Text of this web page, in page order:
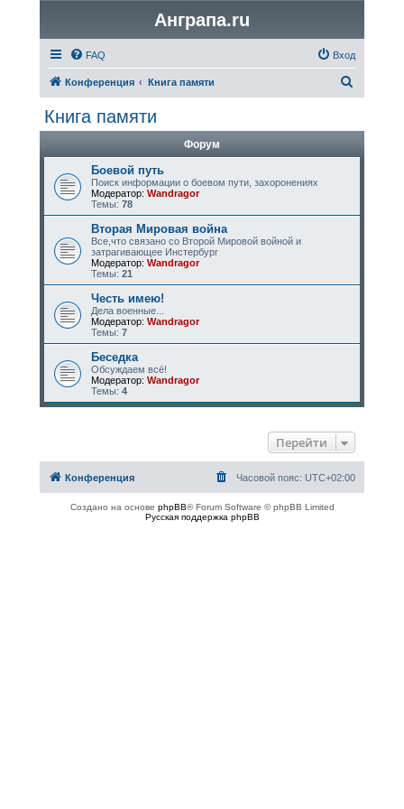
Анграпа.ru
FAQ Вход
Конференция Книга памяти
Книга памяти
Форум
Боевой путь
Поиск информации о боевом пути, захоронениях
Модератор: Wandragor
Темы: 78
Вторая Мировая война
Все,что связано со Второй Мировой войной и
затрагивающее Инстербург
Модератор: Wandragor
Темы: 21
Честь имею!
Дела военные...
Модератор: Wandragor
Темы: 7
Беседка
Обсуждаем всё!
Модератор: Wandragor
Темы: 4
Перейти
Конференция Часовой пояс: UTC+02:00
Создано на основе phpBB® Forum Software © phpBB Limited
Русская поддержка phpBB